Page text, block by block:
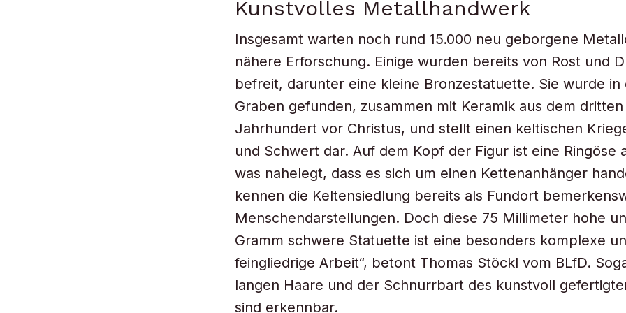
Kunstvolles Metallhandwerk
Insgesamt warten noch rund 15.000 neu geborgene
nähere Erforschung. Einige wurden bereits von Rost und
befreit, darunter eine kleine Bronzestatuette. Sie wurde in
Graben gefunden, zusammen mit Keramik aus dem dritten
Jahrhundert vor Christus, und stellt einen keltischen
und Schwert dar. Auf dem Kopf der Figur ist eine Ringöse
was nahelegt, dass es sich um einen Kettenanhänger
kennen die Keltensiedlung bereits als Fundort
Menschendarstellungen. Doch diese 75 Millimeter hohe
Gramm schwere Statuette ist eine besonders komplexe
feingliedrige Arbeit“, betont Thomas Stöckl vom BLfD.
langen Haare und der Schnurrbart des kunstvoll
sind erkennbar.